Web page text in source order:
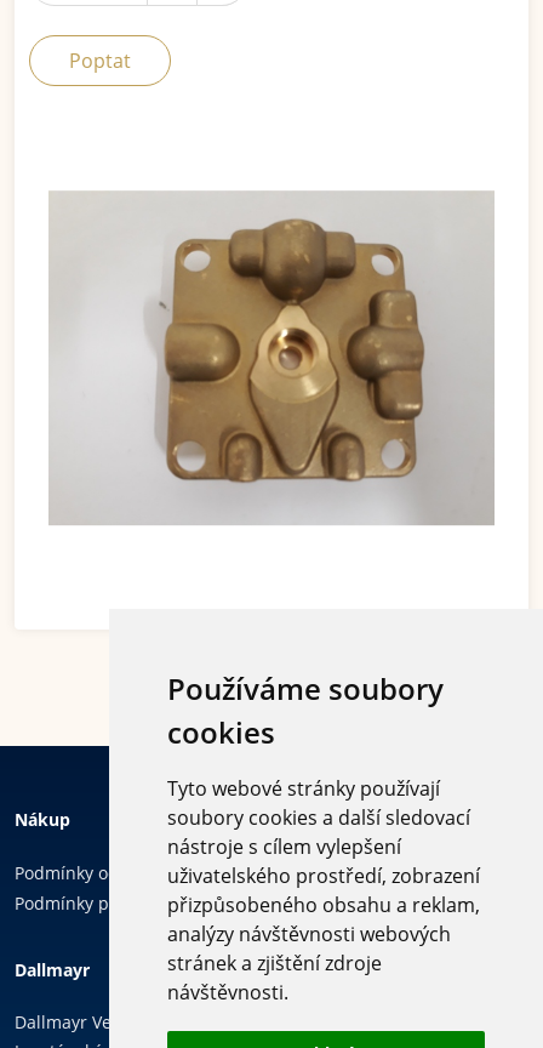
Používáme soubory
cookies
Tyto webové stránky používají
soubory cookies a další sledovací
nástroje s cílem vylepšení
uživatelského prostředí, zobrazení
přizpůsobeného obsahu a reklam,
analýzy návštěvnosti webových
stránek a zjištění zdroje
návštěvnosti.
Poptat
Nákup
Podmínky ochrany osobních údajů
Podmínky používání cookies
Dallmayr
Dallmayr Vending & Office, k.s.